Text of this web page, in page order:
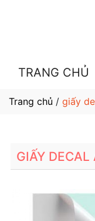
TRANG CHỦ
Trang chủ / giấy
GIẤY